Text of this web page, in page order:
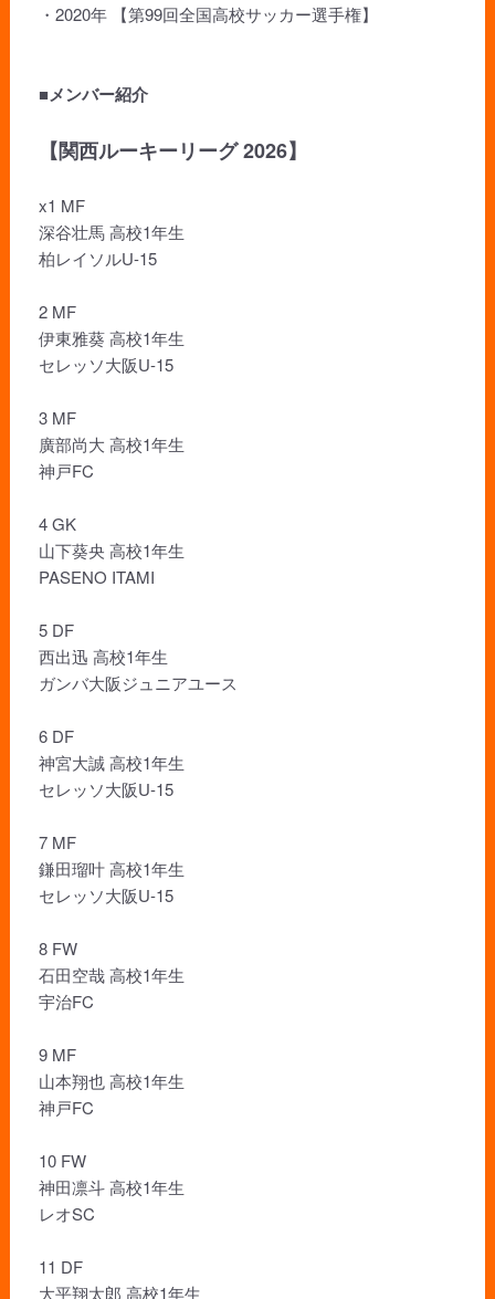
・2020年 【第99回全国高校サッカー選手権】
■メンバー紹介
【関西ルーキーリーグ 2026】
x1 MF
深谷壮馬 高校1年生
柏レイソルU-15
2 MF
伊東雅葵 高校1年生
セレッソ大阪U-15
3 MF
廣部尚大 高校1年生
神戸FC
4 GK
山下葵央 高校1年生
PASENO ITAMI
5 DF
西出迅 高校1年生
ガンバ大阪ジュニアユース
6 DF
神宮大誠 高校1年生
セレッソ大阪U-15
7 MF
鎌田瑠叶 高校1年生
セレッソ大阪U-15
8 FW
石田空哉 高校1年生
宇治FC
9 MF
山本翔也 高校1年生
神戸FC
10 FW
神田凛斗 高校1年生
レオSC
11 DF
大平翔太郎 高校1年生